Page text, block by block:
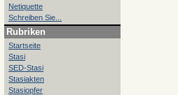
Netiquette
Schreiben Sie...
Rubriken
Startseite
Stasi
SED-Stasi
Stasiakten
Stasiopfer